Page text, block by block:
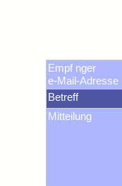
Empf nger
e-Mail-Adresse
Betreff
Mitteilung